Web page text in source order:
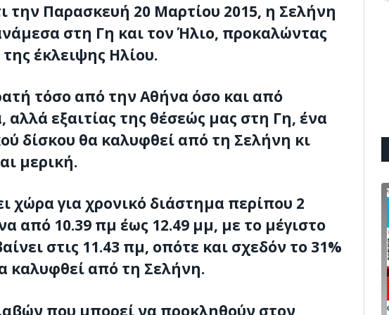
την Παρασκευή 20 Μαρτίου 2015, η Σελήνη
στη Γη και τον Ήλιο, προκαλώντας
έκλειψης Ηλίου.
τόσο από την Αθήνα όσο και από
εξαιτίας της θέσεώς μας στη Γη, ένα
δίσκου θα καλυφθεί από τη Σελήνη κι
μερική.
χώρα για χρονικό διάστημα περίπου 2
από 10.39 πμ έως 12.49 μμ, με το μέγιστο
στις 11.43 πμ, οπότε και σχεδόν το 31%
καλυφθεί από τη Σελήνη.
που μπορεί να προκληθούν στον